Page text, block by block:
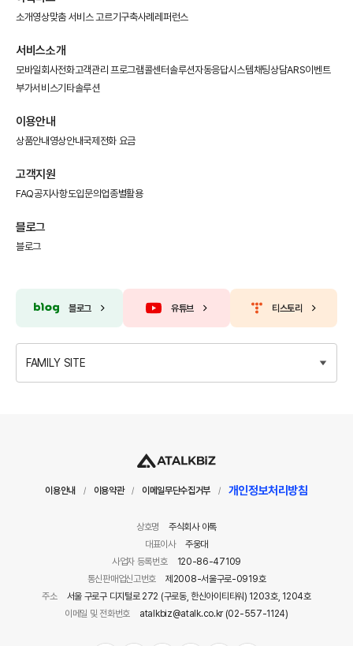
소개영상맞춤 서비스 고르기구축사례 레퍼런스
서비스소개
모바일회사전화고객관리 프로그램콜센터솔루션자동응답시스템채팅상담ARS이벤트
부가서비스기타솔루션
이용안내
상품안내 영상안내국제전화 요금
고객지원
FAQ공지사항도입문의 업종별활용
블로그
블로그
블로그 유튜브 티스토리
FAMILY SITE
이용안내 / 이용약관 / 이메일무단수집거부 / 개인정보처리방침
상호명
주식회사 아톡
대표이사
주웅대
사업자 등록번호
120-86-47109
통신판매업신고번호
제2008-서울구로-0919호
주소
서울 구로구 디지털로 272 (구로동, 한신아이티타워) 1203호, 1204호
이메일 및 전화번호
atalkbiz@atalk.co.kr (02-557-1124)